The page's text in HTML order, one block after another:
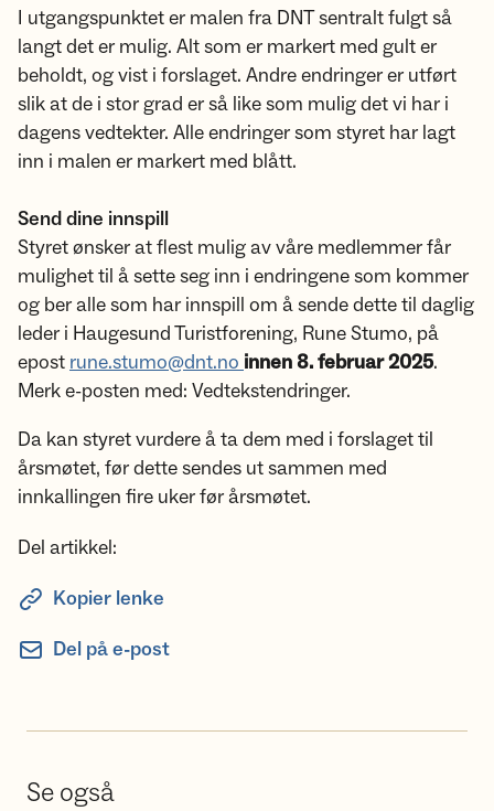
I utgangspunktet er malen fra DNT sentralt fulgt så
langt det er mulig. Alt som er markert med gult er
beholdt, og vist i forslaget. Andre endringer er utført
slik at de i stor grad er så like som mulig det vi har i
dagens vedtekter. Alle endringer som styret har lagt
inn i malen er markert med blått.
Send dine innspill
Styret ønsker at flest mulig av våre medlemmer får
mulighet til å sette seg inn i endringene som kommer
og ber alle som har innspill om å sende dette til daglig
leder i Haugesund Turistforening, Rune Stumo, på
epost rune.stumo@dnt.no innen 8. februar 2025.
Merk e-posten med: Vedtekstendringer.
Da kan styret vurdere å ta dem med i forslaget til
årsmøtet, før dette sendes ut sammen med
innkallingen fire uker før årsmøtet.
Del artikkel:
Kopier lenke
Del på e-post
Se også